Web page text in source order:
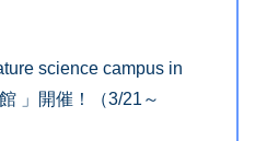
science campus in
」開催！（3/21～